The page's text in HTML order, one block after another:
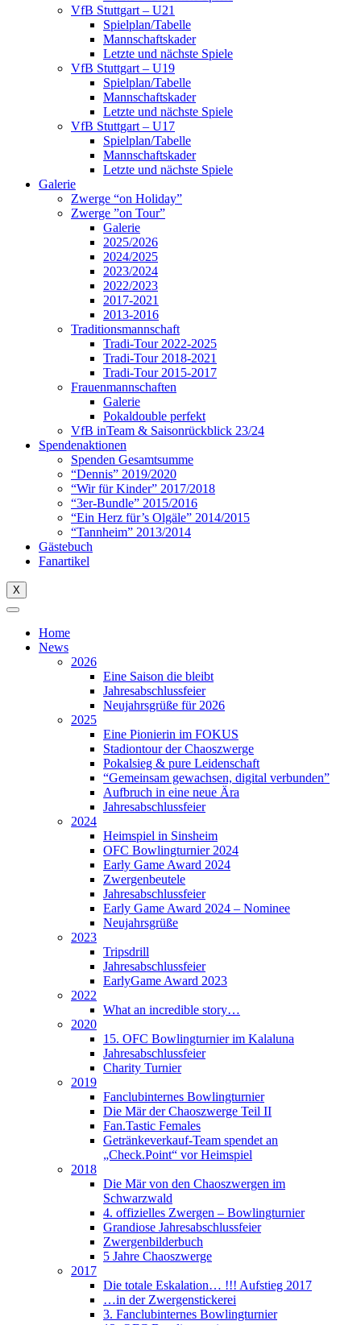
VfB Stuttgart – U21
Spielplan/Tabelle
Mannschaftskader
Letzte und nächste Spiele
VfB Stuttgart – U19
Spielplan/Tabelle
Mannschaftskader
Letzte und nächste Spiele
VfB Stuttgart – U17
Spielplan/Tabelle
Mannschaftskader
Letzte und nächste Spiele
Galerie
Zwerge “on Holiday”
Zwerge ”on Tour”
Galerie
2025/2026
2024/2025
2023/2024
2022/2023
2017-2021
2013-2016
Traditionsmannschaft
Tradi-Tour 2022-2025
Tradi-Tour 2018-2021
Tradi-Tour 2015-2017
Frauenmannschaften
Galerie
Pokaldouble perfekt
VfB inTeam & Saisonrückblick 23/24
Spendenaktionen
Spenden Gesamtsumme
“Dennis” 2019/2020
“Wir für Kinder” 2017/2018
“3er-Bundle” 2015/2016
“Ein Herz für’s Olgäle” 2014/2015
“Tannheim” 2013/2014
Gästebuch
Fanartikel
X
Home
News
2026
Eine Saison die bleibt
Jahresabschlussfeier
Neujahrsgrüße für 2026
2025
Eine Pionierin im FOKUS
Stadiontour der Chaoszwerge
Pokalsieg & pure Leidenschaft
“Gemeinsam gewachsen, digital verbunden”
Aufbruch in eine neue Ära
Jahresabschlussfeier
2024
Heimspiel in Sinsheim
OFC Bowlingturnier 2024
Early Game Award 2024
Zwergenbeutele
Jahresabschlussfeier
Early Game Award 2024 – Nominee
Neujahrsgrüße
2023
Tripsdrill
Jahresabschlussfeier
EarlyGame Award 2023
2022
What an incredible story…
2020
15. OFC Bowlingturnier im Kalaluna
Jahresabschlussfeier
Charity Turnier
2019
Fanclubinternes Bowlingturnier
Die Mär der Chaoszwerge Teil II
Fan.Tastic Females
Getränkeverkauf-Team spendet an
„Check.Point“ vor Heimspiel
2018
Die Mär von den Chaoszwergen im
Schwarzwald
4. offizielles Zwergen – Bowlingturnier
Grandiose Jahresabschlussfeier
Zwergenbilderbuch
5 Jahre Chaoszwerge
2017
Die totale Eskalation… !!! Aufstieg 2017
…in der Zwergenstickerei
3. Fanclubinternes Bowlingturnier